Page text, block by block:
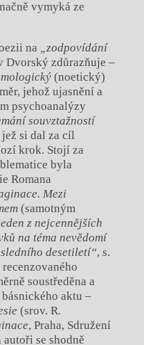
vymyká ze
na „zodpovídání
Dvorský zdůrazňuje –
(noetický)
jehož ujasnění a
psychoanalýzy
souvztažností
si dal za cíl
krok. Stojí za
byla
Romana
Mezi
(samotným
z nejcennějších
na téma nevědomí
desetiletí“, s.
soustředěna a
aktu –
(srov. R.
, Praha, Sdružení
se shodně